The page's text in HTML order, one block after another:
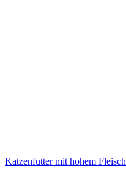
Katzenfutter mit hohem